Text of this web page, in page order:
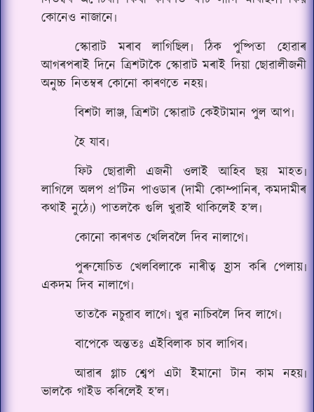
কোনেও নাজানে৷
স্কোৱাট মৰাব লাগিছিল৷ ঠিক পুষ্পিতা হোৱাৰ
আগৰ‌পৰাই দিনে ত্ৰিশটাকৈ স্কোৱাট মৰাই দিয়া ছোৱালীজনী
অনুচ্চ নিতম্বৰ কোনো কাৰণতে নহয়৷
বিশটা লাঞ্জ, ত্ৰিশটা স্কোৱাট কেইটামান পুল আপ৷
হৈ যাব৷
ফিট ছোৱালী এজনী ওলাই আহিব ছয় মাহত৷
লাগিলে অলপ প্ৰ’টিন পাওডাৰ (দামী কোম্পানিৰ, কমদামীৰ
কথাই নুঠে৷) পাতলকৈ গুলি খুৱাই থাকিলেই হ’ল৷
কোনো কাৰণত খেলিবলৈ দিব নালাগে৷
পুৰুষোচিত খেলবিলাকে নাৰীত্ব হ্ৰাস কৰি পেলায়৷
একদম দিব নালাগে৷
তাতকৈ নচুৱাব লাগে৷ খুৱ নাচিবলৈ দিব লাগে৷
বাপেকে অন্ততঃ এইবিলাক চাব লাগিব৷
আৱাৰ গ্লাচ শ্বেপ এটা ইমানো টান কাম নহয়৷
ভালকৈ গাইড কৰিলেই হ’ল৷